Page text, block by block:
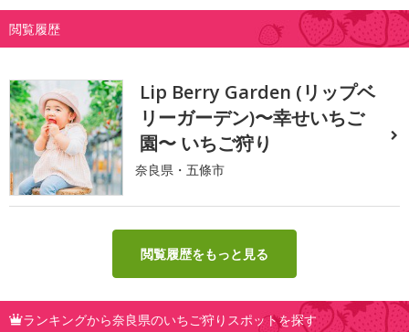
閲覧履歴
Lip Berry Garden (リップベ
リーガーデン)〜幸せいちご
園〜 いちご狩り
奈良県・五條市
閲覧履歴をもっと見る
ランキングから奈良県のいちご狩りスポットを探す